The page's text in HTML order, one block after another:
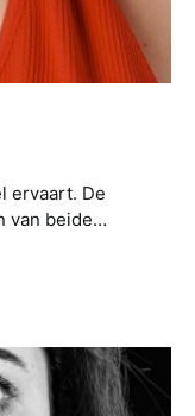
ervaart. De
van beide…